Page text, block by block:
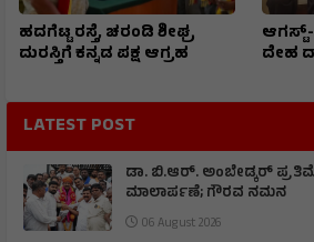
ಹದಗೆಟ್ಟ ರಸ್ತೆ, ಚರಂಡಿ ಶೀಘ್ರ
ದುರಸ್ತಿಗೆ ಕನ್ನಡ ಪಕ್ಷ ಆಗ್ರಹ
ದೇಹ
LATEST POST
ಡಾ. ಬಿ.ಆರ್. ಅಂಬೇಡ್ಕರ್
ಮಾಲಾರ್ಪಣೆ; ಗೌರವ ನಮನ
06 August 2026